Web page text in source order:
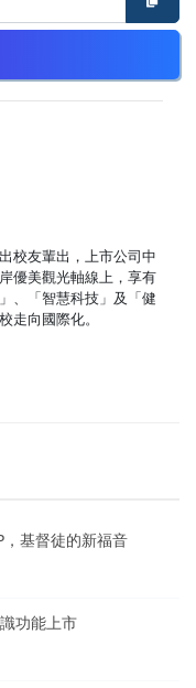
校友輩出，上市公司中
優美觀光軸線上，享有
、「智慧科技」及「健
走向國際化。
，基督徒的新福音
功能上市